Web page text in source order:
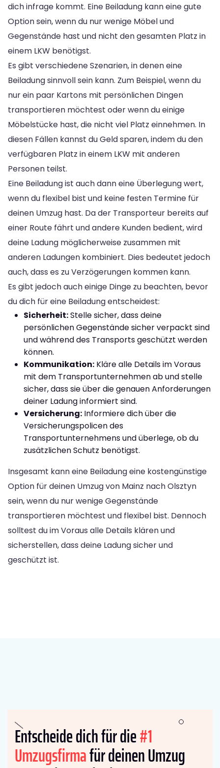
dich infrage kommt. Eine Beiladung kann eine gute
Option sein, wenn du nur wenige Möbel und
Gegenstände hast und nicht den gesamten Platz in
einem LKW benötigst.
Es gibt verschiedene Szenarien, in denen eine
Beiladung sinnvoll sein kann. Zum Beispiel, wenn du
nur ein paar Kartons mit persönlichen Dingen
transportieren möchtest oder wenn du einige
Möbelstücke hast, die nicht viel Platz einnehmen. In
diesen Fällen kannst du Geld sparen, indem du den
verfügbaren Platz in einem LKW mit anderen
Personen teilst.
Eine Beiladung ist auch dann eine Überlegung wert,
wenn du flexibel bist und keine festen Termine für
deinen Umzug hast. Da der Transporteur bereits auf
einer Route fährt und andere Kunden bedient, wird
deine Ladung möglicherweise zusammen mit
anderen Ladungen kombiniert. Dies bedeutet jedoch
auch, dass es zu Verzögerungen kommen kann.
Es gibt jedoch auch einige Dinge zu beachten, bevor
du dich für eine Beiladung entscheidest:
Sicherheit:Stelle sicher, dass deine
persönlichen Gegenstände sicher verpackt sind
und während des Transports geschützt werden
können.
Kommunikation: Kläre alle Details im Voraus
mit dem Transportunternehmen ab und stelle
sicher, dass sie über die genauen Anforderungen
deiner Ladung informiert sind.
Versicherung: Informiere dich über die
Versicherungspolicen des
Transportunternehmens und überlege, ob du
zusätzlichen Schutz benötigst.
Insgesamt kann eine Beiladung eine kostengünstige
Option für deinen Umzug von Mainz nach Olsztyn
sein, wenn du nur wenige Gegenstände
transportieren möchtest und flexibel bist. Dennoch
solltest du im Voraus alle Details klären und
sicherstellen, dass deine Ladung sicher und
geschützt ist.
Entscheide dich für die#1
Umzugsfirmafür deinen Umzug